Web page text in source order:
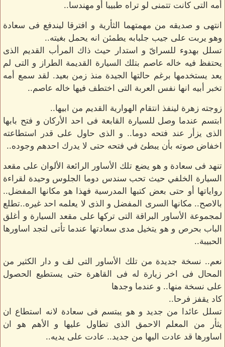
أمه التى كانت تتمنى لو تراه طبيبا أو مهندسا..
انتهى و صديقه من مهمتهما الثأرية و افترقا ليندفع فى سعادة
وهو يربت على جيب جلبابه يطمئن انه يحمل بغيته..
تسلل بهدوء للسراىّ و استدار حيث ذاك المرأب القديم الذى
يحتفظ فيه خاله عاصم بتلك السيارة القديمة الطراز و التى لم
يعد يستخدمها برغم حالتها الجيدة منذ زمن بعيد. لقد سمع أمه
تخبر أبيه انها نفس العربة التى اختطف فيها خاله عاصم..
زوجته زهرة لينفذ انتقام الهوارية القديم من ابيها..
ابتسم عندما وصل للسيارة القابعة فى احد الأركان و فتح بابها
الذى يزأر عند فتحه دوما.. و الذى حاول على قدر استطاعته
اخفاض صوته بأن يبطئ في فتحه حتى لا يدرك احدهم وجوده..
تنهد فى سعادة و هو يضع تلك الأساور الرائعة الألوان على مقعد
السيارة الخلفي حيث تحب سندس دوما الجلوس وحيدة لقراءة
رواياتها أو حتى بعض كتبها المدرسية فهذا هو مكانها المفضل..
بالاصح.. مكانها السرى المفضل و الذى لا يعلمه احد غيره..تطلع
لمجموعة الأساور البراقة التى تركها على مقعد السيارة و أغلق
الباب بحرص و هو يتخيل مدى سعادتها عندما تأتى لتجد اساورها
الحبيبة..
نعم.. نسخة جديدة من تلك الأساور التى لف و دار الكثير من
المحال فى اخر زيارة له فى القاهرة حتى يستطيع الحصول
على نسخة منها.. و عندما وجدها
كاد يقفز فرحا..
تسلل عائدا من جديد و هو يبتسم فى سعادة لانه استطاع ان
يثأر من المعلم الاحمق الذى تطاول عليها و الأهم هو ان
اساورها قد عادت اليها من جديد.. عادت على يديه..